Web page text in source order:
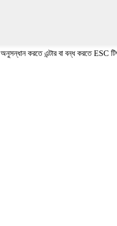
অনুসন্ধান করতে এন্টার বা বন্ধ করতে ESC